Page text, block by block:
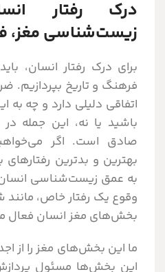
درک رفتار
زیست‌شناسی مغز،
برای درک رفتار انسان،
فرهنگ و تاریخ بپردازیم.
اتفاقی دلیلی دارد و چه به
باشید یا نه، این جمله در
صادق است. اگر
بهترین و بدترین
به عمق زیست‌شناسی انسان
وقوع یک رفتار خاص، مانند
بخش‌های مغز انسان فعال
ما این بخش‌های مغز را از
این بخش‌ها مسئول پردازش